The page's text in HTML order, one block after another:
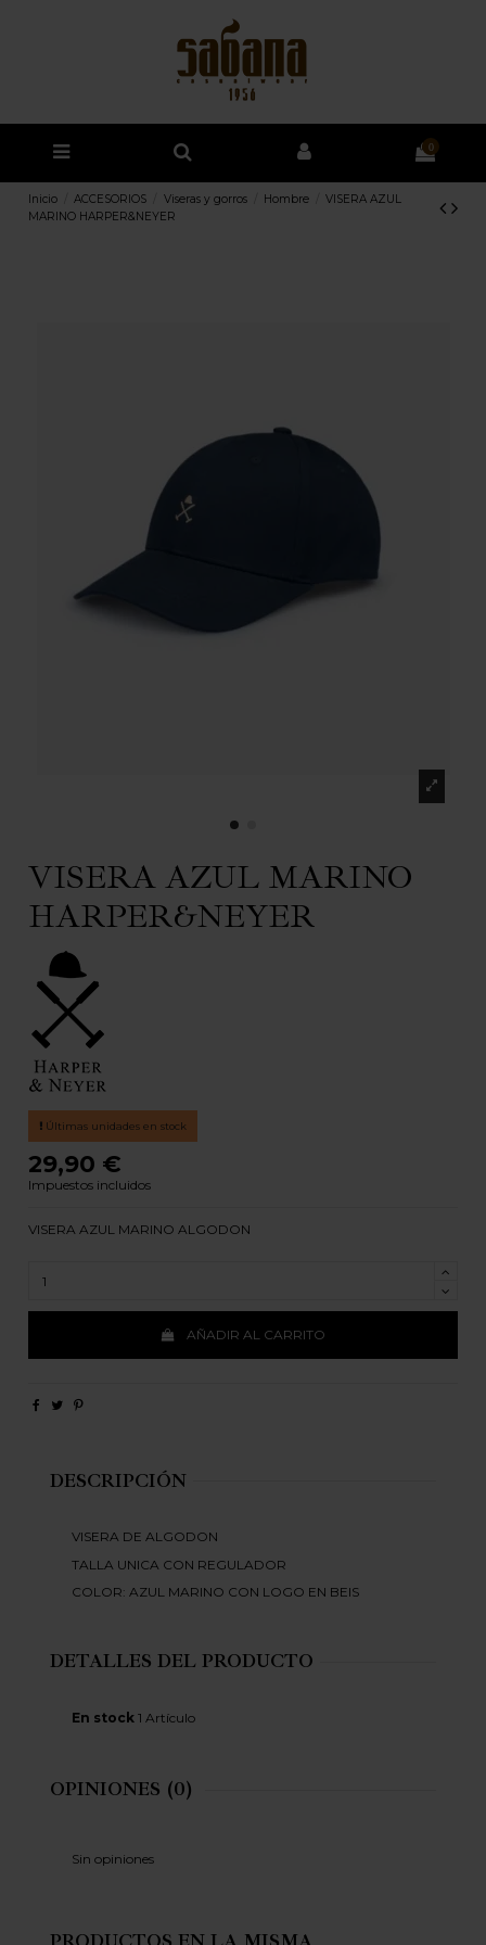
0
Inicio ACCESORIOS Viseras y gorros Hombre
VISERA AZUL
MARINO HARPER&NEYER
VISERA AZUL MARINO
HARPER&NEYER
Últimas unidades en stock
29,90 €
Impuestos incluidos
VISERA AZUL MARINO ALGODON
AÑADIR AL CARRITO
DESCRIPCIÓN
VISERA DE ALGODON
TALLA UNICA CON REGULADOR
COLOR: AZUL MARINO CON LOGO EN BEIS
DETALLES DEL PRODUCTO
En stock 1 Artículo
OPINIONES (0)
Sin opiniones